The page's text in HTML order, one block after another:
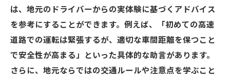
は、地元のドライバーからの実体験に基づくアドバイス
を参考にすることができます。例えば、「初めての高速
道路での運転は緊張するが、適切な車間距離を保つこと
で安全性が高まる」といった具体的な助言があります。
さらに、地元ならではの交通ルールや注意点を学ぶこと